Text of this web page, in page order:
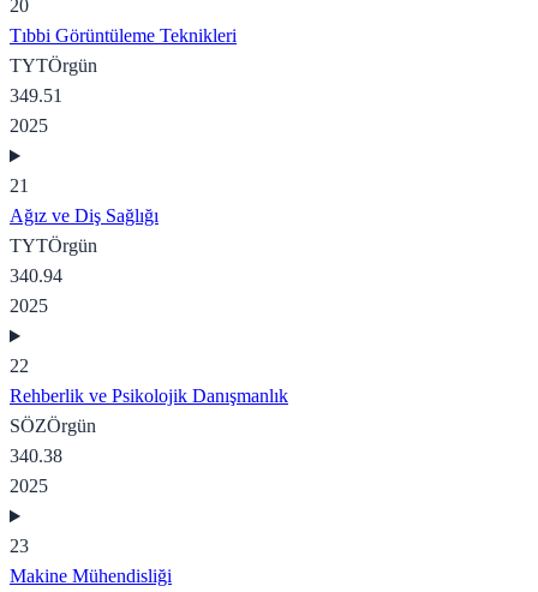
20
Tıbbi Görüntüleme Teknikleri
TYTÖrgün
349.51
2025
21
Ağız ve Diş Sağlığı
TYTÖrgün
340.94
2025
22
Rehberlik ve Psikolojik Danışmanlık
SÖZÖrgün
340.38
2025
23
Makine Mühendisliği